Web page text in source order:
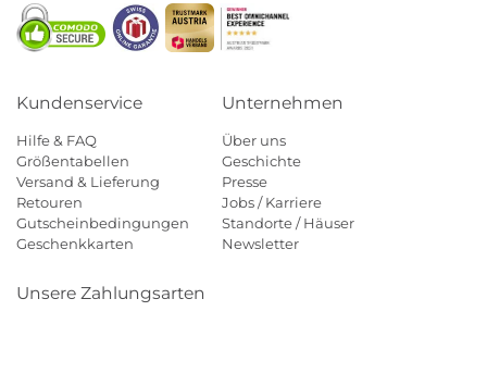
Kundenservice
Hilfe & FAQ
Größentabellen
Versand & Lieferung
Retouren
Gutscheinbedingungen
Geschenkkarten
Unternehmen
Über uns
Geschichte
Presse
Jobs / Karriere
Standorte / Häuser
Newsletter
Unsere Zahlungsarten